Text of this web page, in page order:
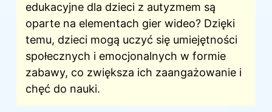
edukacyjne dla dzieci z autyzmem są
oparte na elementach gier wideo? Dzięki
temu, dzieci mogą uczyć się umiejętności
społecznych i emocjonalnych w formie
zabawy, co zwiększa ich zaangażowanie i
chęć do nauki.